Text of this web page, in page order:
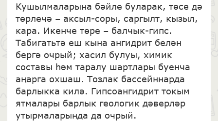
Кушылмаларына бәйле буларак, төсе дә
төрлечә – аксыл-соры, саргылт, кызыл,
кара. Икенче төре – балчык-гипс.
Табигатьтә еш кына ангидрит белән
бергә очрый; хасил булуы, химик
составы һәм таралу шартлары буенча
аңарга охшаш. Тозлак бассейннарда
барлыкка килә. Гипсоангидрит токым
ятмалары барлык геологик дәверләр
утырмаларында да очрый.